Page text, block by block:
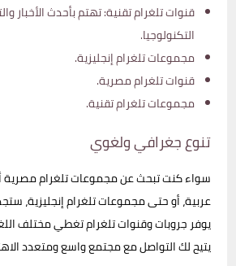
قنوات تلغرام تقنية: تهتم بأحدث الأخبار
التكنولوجيا.
مجموعات تلغرام إنجليزية.
قنوات تلغرام مصرية.
مجموعات تلغرام تقنية.
تنوع جغرافي ولغوي
سواء كنت تبحث عن مجموعات تلغرام مصرية
عربية، أو حتى مجموعات تلغرام إنجليزية،
يوفر جروبات وقنوات تلغرام تغطي مختلف
يتيح لك التواصل مع مجتمع واسع ومتعدد